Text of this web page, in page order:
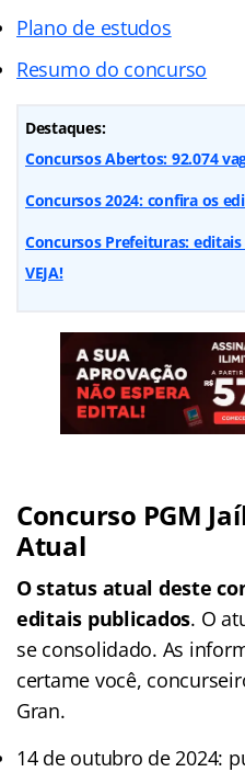
Plano de estudos
Resumo do concurso
Destaques:
Concursos Abertos: 92.074
Concursos 2024: confira os
Concursos Prefeituras:
VEJA!
Concurso PGM
Atual
O status atual deste
editais publicados. O
se consolidado. As
certame você,
Gran.
14 de outubro de 2024: